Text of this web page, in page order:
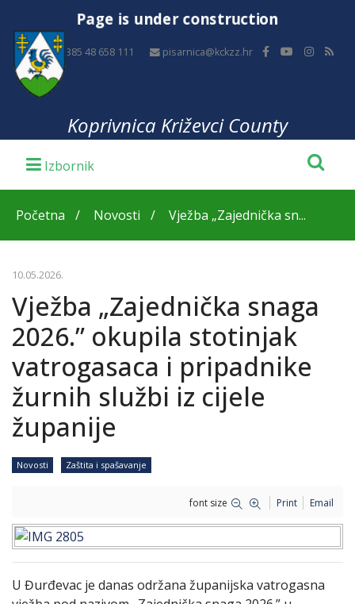
Page is under construction
+385 48 658 111 pisarnica@kckzz.hr
Koprivnica Križevci County
Početna Novosti Vježba „Zajednička sn...
10.05.2026.
Vježba „Zajednička snaga
2026.” okupila stotinjak
vatrogasaca i pripadnike
žurnih službi iz cijele
županije
Novosti Zaštita i spašavanje
font size Print Email
U Đurđevac je danas održana županijska vatrogasna